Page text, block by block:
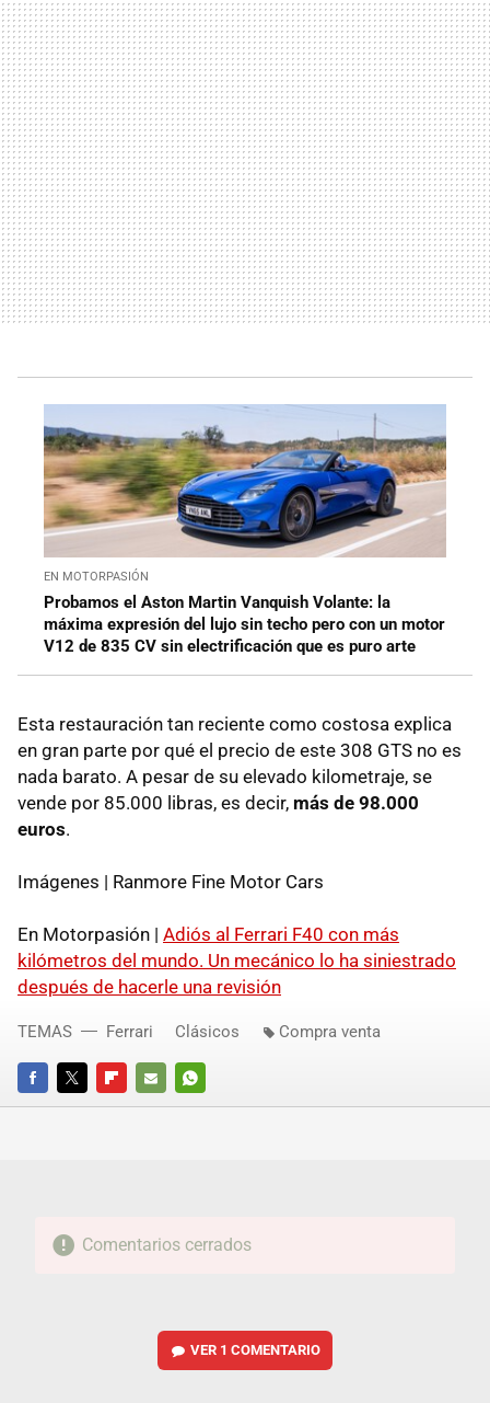
EN MOTORPASIÓN
Probamos el Aston Martin Vanquish Volante: la
máxima expresión del lujo sin techo pero con un motor
V12 de 835 CV sin electrificación que es puro arte
Esta restauración tan reciente como costosa explica
en gran parte por qué el precio de este 308 GTS no es
nada barato. A pesar de su elevado kilometraje, se
vende por 85.000 libras, es decir, más de 98.000
euros.
Imágenes | Ranmore Fine Motor Cars
En Motorpasión | Adiós al Ferrari F40 con más
kilómetros del mundo. Un mecánico lo ha siniestrado
después de hacerle una revisión
FACEBOOKTWITTERFLIPBOARD
E-
WHATSAPP
TEMAS Ferrari Clásicos Compra venta
Comentarios cerrados
VER 1 COMENTARIO